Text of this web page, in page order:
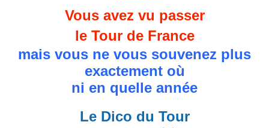
Vous avez vu passer
le Tour de France
mais vous ne vous souvenez plus
exactement où
ni en quelle année
Le Dico du Tour